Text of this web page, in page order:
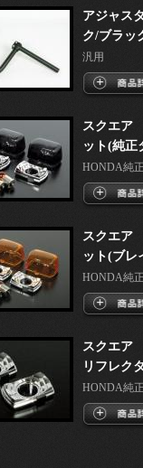
アジャス
ク/ブラッ
汎用
スクエア
ット(純正
HONDA純
スクエア
ット(ブレ
HONDA純
スクエア
リフレク
HONDA純